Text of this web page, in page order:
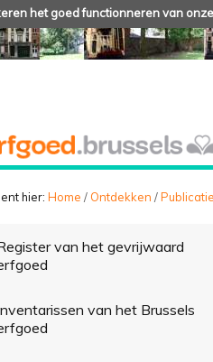
het goed functionneren van
hier: Home / Ontdekken /
van het gevrijwaard
van het Brussels